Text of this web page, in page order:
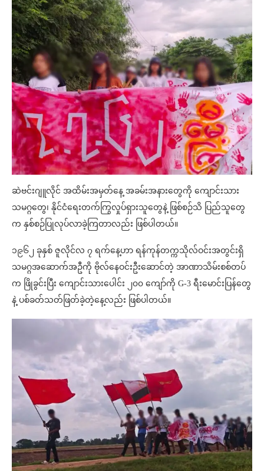
ဆဲဗင်းဂျူလိုင် အထိမ်းအမှတ်နေ့ အခမ်းအနားတွေကို ကျောင်းသား
သမဂ္ဂတွေ၊ နိုင်ငံရေးတက်ကြွလှုပ်ရှားသူတွေနဲ့ ဖြစ်စဉ်သိ ပြည်သူတွေ
က နှစ်စဉ်ပြုလုပ်လာခဲ့ကြတာလည်း ဖြစ်ပါတယ်။
၁၉၆၂ ခုနှစ် ဇူလိုင်လ ၇ ရက်နေ့ဟာ ရန်ကုန်တက္ကသိုလ်ဝင်းအတွင်းရှိ
သမဂ္ဂအဆောက်အဦကို ဗိုလ်နေဝင်းဦးဆောင်တဲ့ အာဏာသိမ်းစစ်တပ်
က ဖြိုခွင်းပြီး ကျောင်းသားပေါင်း ၂၀၀ ကျော်ကို G-3 ရီးမောင်းပြန်တွေ
နဲ့ ပစ်ခတ်သတ်ဖြတ်ခဲ့တဲ့နေ့လည်း ဖြစ်ပါတယ်။